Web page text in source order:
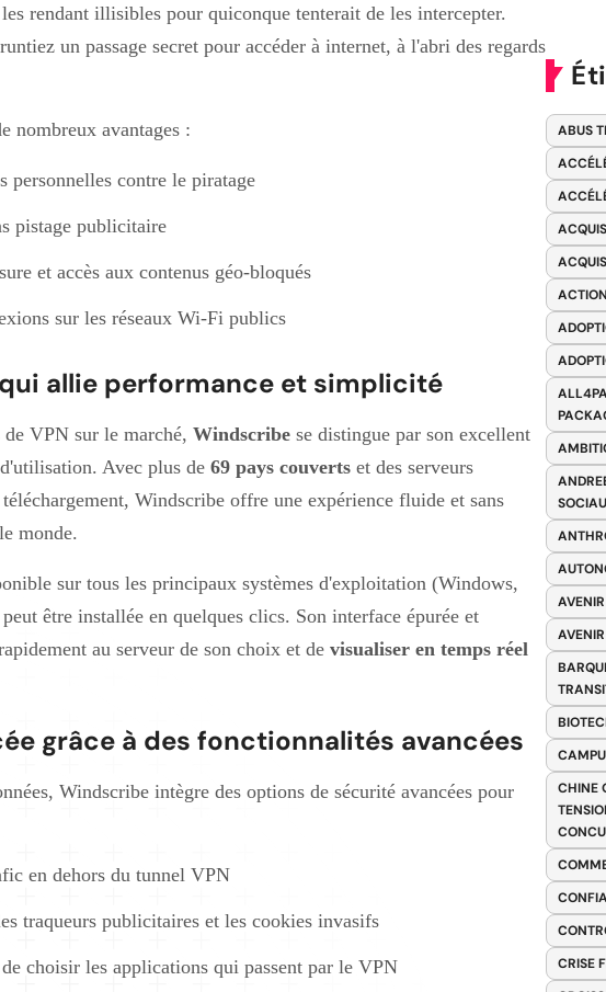
rendant illisibles pour quiconque tenterait de les intercepter.
un passage secret pour accéder à internet, à l'abri des regards
nombreux avantages :
personnelles contre le piratage
pistage publicitaire
et accès aux contenus géo-bloqués
sur les réseaux Wi-Fi publics
allie performance et simplicité
VPN sur le marché, Windscribe se distingue par son excellent
Avec plus de 69 pays couverts et des serveurs
Windscribe offre une expérience fluide et sans
monde.
sur tous les principaux systèmes d'exploitation (Windows,
être installée en quelques clics. Son interface épurée et
au serveur de son choix et de visualiser en temps réel
grâce à des fonctionnalités avancées
Windscribe intègre des options de sécurité avancées pour
en dehors du tunnel VPN
traqueurs publicitaires et les cookies invasifs
choisir les applications qui passent par le VPN
ABUS
CHINE
CRISE